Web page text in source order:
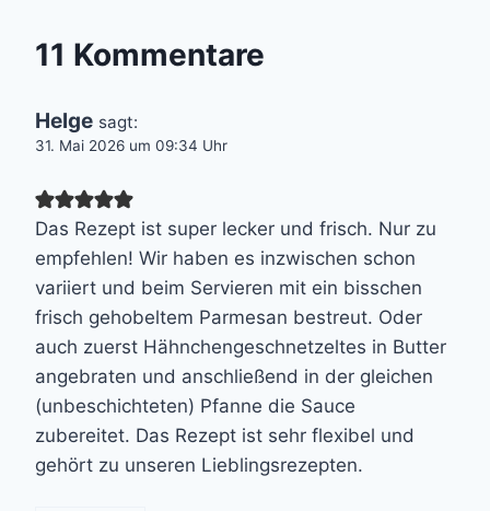
11 Kommentare
Helge sagt:
31. Mai 2026 um 09:34 Uhr
Das Rezept ist super lecker und frisch. Nur zu
empfehlen! Wir haben es inzwischen schon
variiert und beim Servieren mit ein bisschen
frisch gehobeltem Parmesan bestreut. Oder
auch zuerst Hähnchengeschnetzeltes in Butter
angebraten und anschließend in der gleichen
(unbeschichteten) Pfanne die Sauce
zubereitet. Das Rezept ist sehr flexibel und
gehört zu unseren Lieblingsrezepten.